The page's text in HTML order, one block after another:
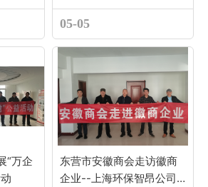
种植基地
05-05
“万企
东营市安徽商会走访徽商
企业--上海环保智昂公司